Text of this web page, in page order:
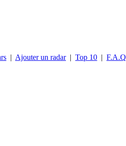
| Ajouter un radar | Top 10 | F.A.Q